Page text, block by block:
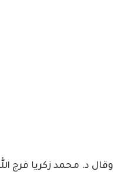
وقال د. محمد زكريا فرج